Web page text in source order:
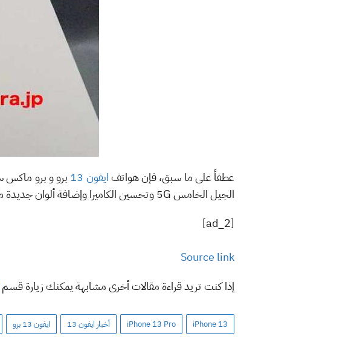
عطفاً على ما سبق، فإن هواتفايفون 13
الجيل الخامس 5G وتحسين الكاميرا وإضافة ألوان جديدة مثل اللون الأسود المطفي.
[ad_2]
Source link
إذا كنت تريد قراءة مقالات أخرى مشابهة يمكنك زيارة قسم
iPhone 13
iPhone 13 Pro أخبار ايفون 13 ايفون 13 برو